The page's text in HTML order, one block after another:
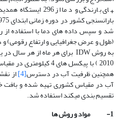
شد و سپس داده های دما با استفاده
(طول و عرض جغرافیایی و ارتفاع رقومی) و
2010 ) با پیکسل های 4
همچنین ظرفیت آب در دسترس[4] از
تقسیم بندی می­کند استفاده شد.
1-
مواد و روش ها